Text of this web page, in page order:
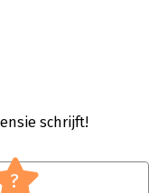
schrijft!
?